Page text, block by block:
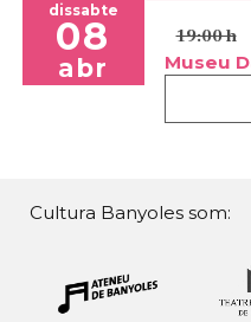
dissabte
08
abr
19:00 h
Museu
Cultura Banyoles som: